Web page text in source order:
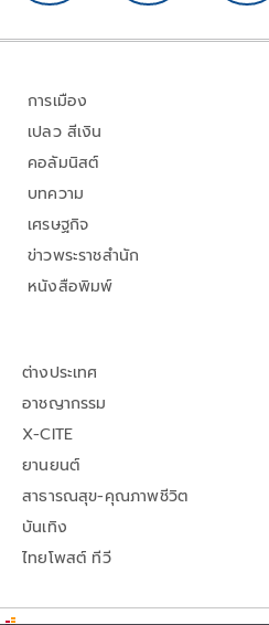
การเมือง
เปลว สีเงิน
คอลัมนิสต์
บทความ
เศรษฐกิจ
ข่าวพระราชสำนัก
หนังสือพิมพ์
ต่างประเทศ
อาชญากรรม
X-CITE
ยานยนต์
สาธารณสุข-คุณภาพชีวิต
บันเทิง
ไทยโพสต์ ทีวี